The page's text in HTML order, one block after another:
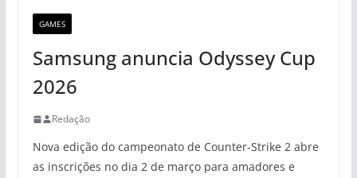
GAMES
Samsung anuncia Odyssey Cup
2026
Redação
Nova edição do campeonato de Counter-Strike 2 abre
as inscrições no dia 2 de março para amadores e